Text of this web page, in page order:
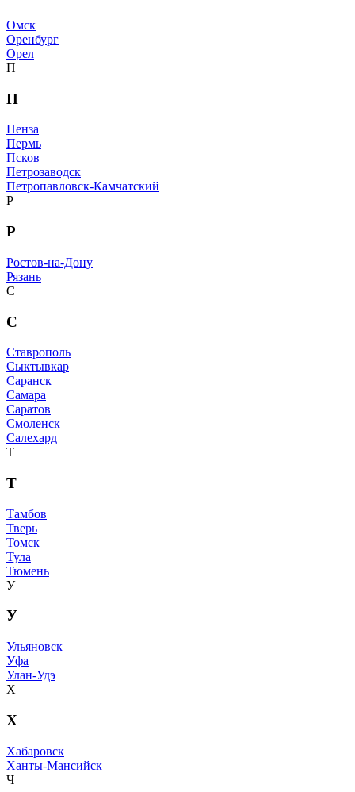
Омск
Оренбург
Орел
П
П
Пенза
Пермь
Псков
Петрозаводск
Петропавловск-Камчатский
Р
Р
Ростов-на-Дону
Рязань
С
С
Ставрополь
Сыктывкар
Саранск
Самара
Саратов
Смоленск
Салехард
Т
Т
Тамбов
Тверь
Томск
Тула
Тюмень
У
У
Ульяновск
Уфа
Улан-Удэ
Х
Х
Хабаровск
Ханты-Мансийск
Ч